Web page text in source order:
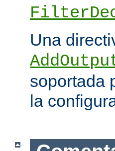
Una
soportada
la